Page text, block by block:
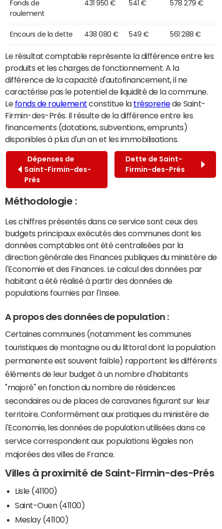
Fonds de
roulement
431 950 € 541 € 578 279 €
Encours de la dette 438 080 € 549 € 561 288 €
Le résultat comptable représente la différence entre les
produits et les charges de fonctionnement. A la
différence de la capacité d'autofinancement, il ne
caractérise pas le potentiel de liquidité de la commune.
Le fonds de roulement constitue la trésoreriede Saint-
Firmin-des-Prés. Il résulte de la différence entre les
financements (dotations, subventions, emprunts)
disponibles à plus d'un an et les immobilisations.
Dépenses de
Saint-Firmin-des-
Prés
Dette de Saint-
Firmin-des-Prés
Méthodologie :
Les chiffres présentés dans ce service sont ceux des
budgets principaux exécutés des communes dont les
données comptables ont été centralisées par la
direction générale des Finances publiques du ministère de
l'Economie et des Finances. Le calcul des données par
habitant a été réalisé à partir des données de
populations fournies par l'Insee.
A propos des données de population :
Certaines communes (notamment les communes
touristiques de montagne ou du littoral dont la population
permanente est souvent faible) rapportent les différents
éléments de leur budget à un nombre d'habitants
"majoré" en fonction du nombre de résidences
secondaires ou de places de caravanes figurant sur leur
territoire. Conformément aux pratiques du ministère de
l'Economie, les données de population utilisées dans ce
service correspondent aux populations légales non
majorées des villes de France.
Villes à proximité de Saint-Firmin-des-Prés
Lisle (41100)
Saint-Ouen (41100)
Meslay (41100)